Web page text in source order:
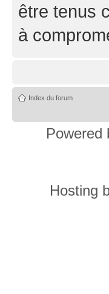
être tenus
à
Index du forum
Powered
Hosting